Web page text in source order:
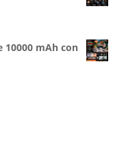
10000 mAh con